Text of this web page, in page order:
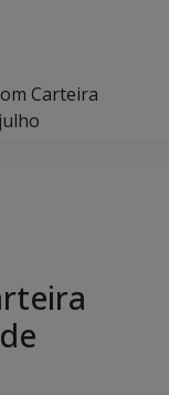
Carteira